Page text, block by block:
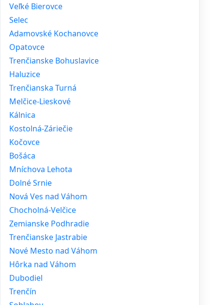
Veľké Bierovce
Selec
Adamovské Kochanovce
Opatovce
Trenčianske Bohuslavice
Haluzice
Trenčianska Turná
Melčice-Lieskové
Kálnica
Kostolná-Záriečie
Kočovce
Bošáca
Mníchova Lehota
Dolné Srnie
Nová Ves nad Váhom
Chocholná-Velčice
Zemianske Podhradie
Trenčianske Jastrabie
Nové Mesto nad Váhom
Hôrka nad Váhom
Dubodiel
Trenčín